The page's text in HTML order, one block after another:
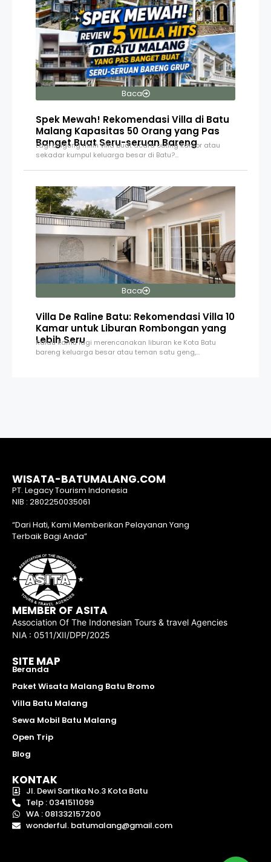
Baca
Spek Mewah! Rekomendasi Villa di Batu
Malang Kapasitas 50 Orang yang Pas
Banget Buat Seru-seruan Bareng
Lagi bingung milih villa buat acara outing kantor atau
sekadar kumpul keluarga besar di Batu?…
Baca
Villa De Raline Batu: Rekomendasi Villa 10
Kamar untuk Liburan Rombongan yang
Lebih Seru
Kalau kamu lagi merencanakan liburan ke Kota Batu
bareng keluarga besar atau teman satu geng,…
WISATA-BATUMALANG.COM
PT. Legacy Tourism Indonesia
NIB : 2802250035061
“Dari Hati, Kami Memberikan Pelayanan Yang
Terbaik Bagi Anda”
MEMBER OF ASITA
Association Of The Indonesian Tours & travel Agencies
NIA : 0511/XII/DPP/2025
SITE MAP
Beranda
Paket Wisata Malang Batu Bromo
Villa Batu Malang
Sewa Mobil Batu Malang
Open Trip
Blog
KONTAK
Jl. Dewi Sartika No.3 Kota Batu
Telp : 0341511099
WA : 081332157200
wonderful. batumalang@gmail.com